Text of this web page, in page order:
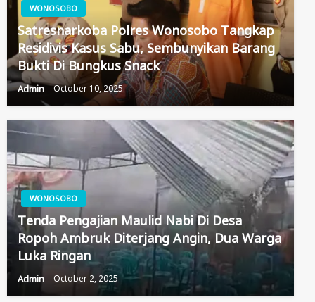
WONOSOBO
Satresnarkoba Polres Wonosobo Tangkap
Residivis Kasus Sabu, Sembunyikan Barang
Bukti Di Bungkus Snack
Admin October 10, 2025
WONOSOBO
Tenda Pengajian Maulid Nabi Di Desa
Ropoh Ambruk Diterjang Angin, Dua Warga
Luka Ringan
Admin October 2, 2025